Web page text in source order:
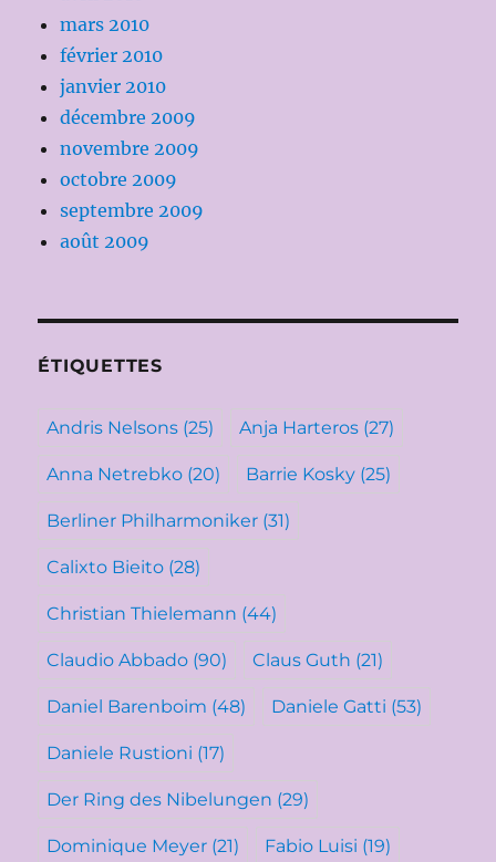
mars 2010
février 2010
janvier 2010
décembre 2009
novembre 2009
octobre 2009
septembre 2009
août 2009
ÉTIQUETTES
Andris Nelsons (25) Anja Harteros (27)
Anna Netrebko (20) Barrie Kosky (25)
Berliner Philharmoniker (31)
Calixto Bieito (28)
Christian Thielemann (44)
Claudio Abbado (90) Claus Guth (21)
Daniel Barenboim (48) Daniele Gatti (53)
Daniele Rustioni (17)
Der Ring des Nibelungen (29)
Dominique Meyer (21) Fabio Luisi (19)